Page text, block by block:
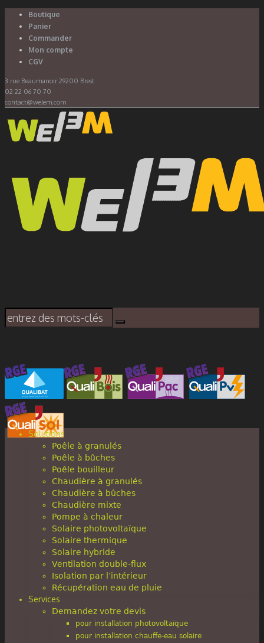
Boutique
Panier
Commander
Mon compte
CGV
3 rue Beaumanoir 29200 Brest
02 22 06 70 70
contact@welem.com
Solutions
Poêle à granulés
Poêle à bûches
Poêle bouilleur
Chaudière à granulés
Chaudière à bûches
Chaudière mixte
Pompe à chaleur
Solaire photovoltaïque
Solaire thermique
Solaire hybride
Ventilation double-flux
Isolation par l’intérieur
Récupération eau de pluie
Services
Demandez votre devis
pour installation photovoltaïque
pour installation chauffe-eau solaire